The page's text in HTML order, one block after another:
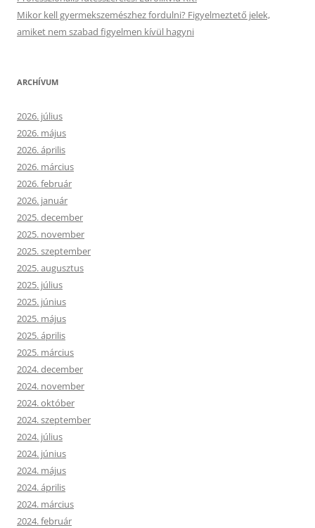
Mikor kell gyermekszemészhez fordulni? Figyelmeztető jelek,
amiket nem szabad figyelmen kívül hagyni
ARCHÍVUM
2026. július
2026. május
2026. április
2026. március
2026. február
2026. január
2025. december
2025. november
2025. szeptember
2025. augusztus
2025. július
2025. június
2025. május
2025. április
2025. március
2024. december
2024. november
2024. október
2024. szeptember
2024. július
2024. június
2024. május
2024. április
2024. március
2024. február